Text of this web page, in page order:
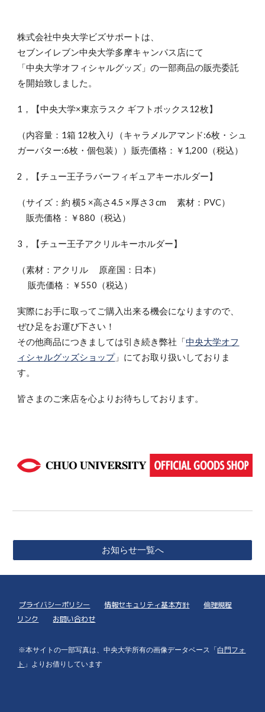
株式会社中央大学ビズサポートは、
セブンイレブン中央大学多摩キャンパス店にて
「中央大学オフィシャルグッズ」の一部商品の販売委託
を開始致しました。
1，【中央大学×東京ラスク ギフトボックス12枚】
（内容量：1箱 12枚入り（キャラメルアマンド:6枚・シュ
ガーバター:6枚・個包装））販売価格：￥1,200（税込）
2，【チュー王子ラバーフィギュアキーホルダー】
（サイズ：約 横5 ×高さ4.5 ×厚さ3 cm 素材：PVC）
販売価格：￥880（税込）
3，【チュー王子アクリルキーホルダー】
（素材：アクリル 原産国：日本）
販売価格：￥550（税込）
実際にお手に取ってご購入出来る機会になりますので、
ぜひ足をお運び下さい！
その他商品につきましては引き続き弊社「中央大学オフ
ィシャルグッズショップ」にてお取り扱いしておりま
す。
皆さまのご来店を心よりお待ちしております。
お知らせ一覧へ
プライバシーポリシー 情報セキュリティ基本方針
倫理規程
リンク
お問い合わせ
※本サイトの一部写真は、中央大学所有の画像データベース「白門フォ
ト 」よりお借りしています